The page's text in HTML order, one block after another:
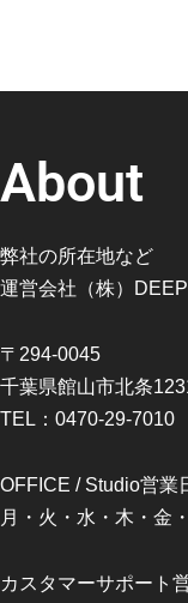
About
弊社の所在地など
運営会社（株）
〒294-0045
千葉県館山市北条
TEL：0470-29-7010
OFFICE / Studio営業
月・火・水・木・金
カスタマーサポート